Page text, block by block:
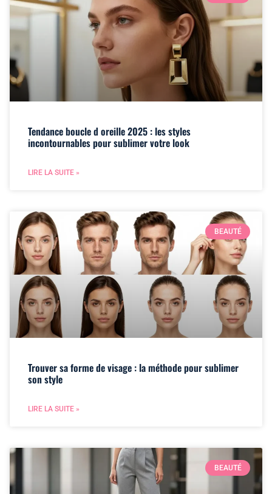
Tendance boucle d oreille 2025 : les styles
incontournables pour sublimer votre look
LIRE LA SUITE »
BEAUTÉ
Trouver sa forme de visage : la méthode pour sublimer
son style
LIRE LA SUITE »
BEAUTÉ